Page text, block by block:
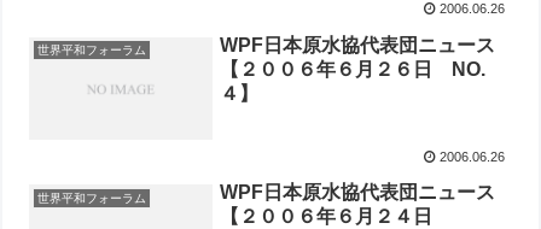
2006.06.26
世界平和フォーラム
WPF日本原水協代表団ニュース
【２００６年６月２６日 NO.
４】
2006.06.26
世界平和フォーラム
WPF日本原水協代表団ニュース
【２００６年６月２４日